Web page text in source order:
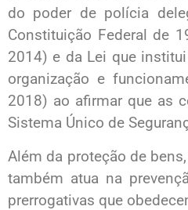
do poder de polícia
Constituição Federal de
2014) e da Lei que
organização e
2018) ao afirmar que as
Sistema Único de
Além da proteção de
também atua na
prerrogativas que